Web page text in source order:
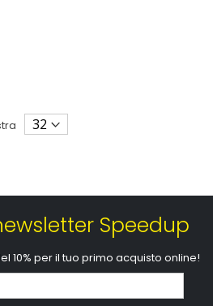
Speedup
10% per il tuo primo acquisto online!